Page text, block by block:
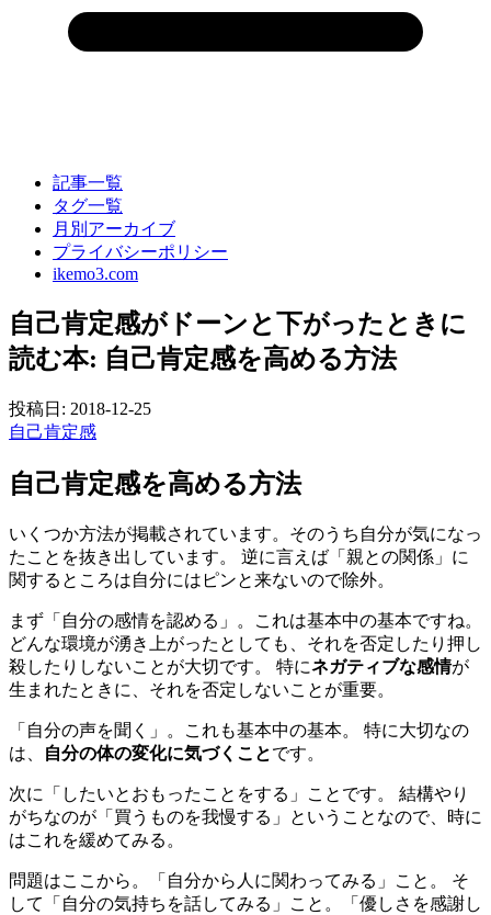
記事一覧
タグ一覧
月別アーカイブ
プライバシーポリシー
ikemo3.com
自己肯定感がドーンと下がったときに
読む本: 自己肯定感を高める方法
投稿日: 2018-12-25
自己肯定感
自己肯定感を高める方法
いくつか方法が掲載されています。そのうち自分が気になっ
たことを抜き出しています。 逆に言えば「親との関係」に
関するところは自分にはピンと来ないので除外。
まず「自分の感情を認める」。これは基本中の基本ですね。
どんな環境が湧き上がったとしても、それを否定したり押し
殺したりしないことが大切です。 特にネガティブな感情が
生まれたときに、それを否定しないことが重要。
「自分の声を聞く」。これも基本中の基本。 特に大切なの
は、
自分の体の変化に気づくことです。
次に「したいとおもったことをする」ことです。 結構やり
がちなのが「買うものを我慢する」ということなので、時に
はこれを緩めてみる。
問題はここから。「自分から人に関わってみる」こと。 そ
して「自分の気持ちを話してみる」こと。「優しさを感謝し